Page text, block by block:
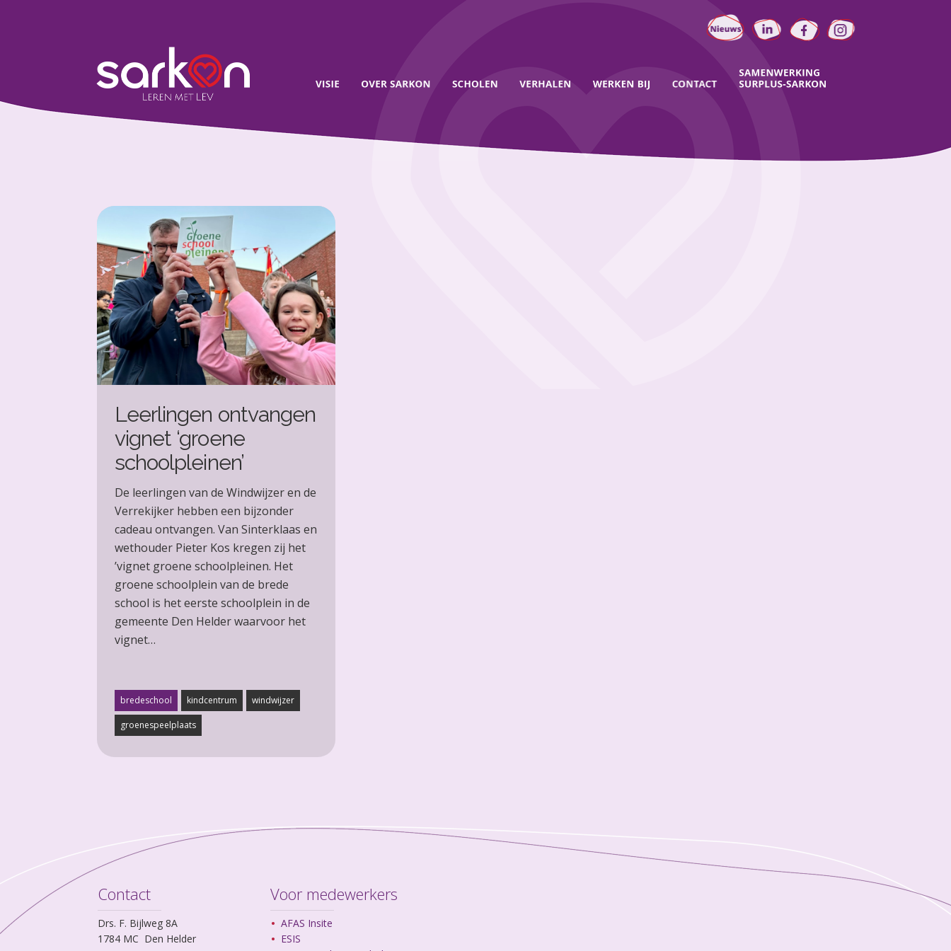
Leerlingen ontvangen
vignet ‘groene
schoolpleinen’
De leerlingen van de Windwijzer en de
Verrekijker hebben een bijzonder
cadeau ontvangen. Van Sinterklaas en
wethouder Pieter Kos kregen zij het
’vignet groene schoolpleinen. Het
groene schoolplein van de brede
school is het eerste schoolplein in de
gemeente Den Helder waarvoor het
vignet…
bredeschool kindcentrum windwijzer
groenespeelplaats
Contact
Drs. F. Bijlweg 8A
1784 MC Den Helder
Voor medewerkers
AFAS Insite
ESIS